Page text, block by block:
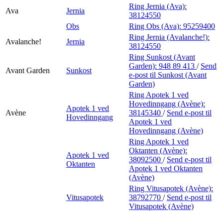
Ava
Jernia
Ring Jernia (Ava):
38124550
Obs
Ring Obs (Ava): 95259400
Avalanche!
Jernia
Ring Jernia (Avalanche!):
38124550
Avant Garden Sunkost
Ring Sunkost (Avant
Garden): 948 89 413 / Send
e-post til Sunkost (Avant
Garden)
Avène
Apotek 1 ved
Hovedinngang
Ring Apotek 1 ved
Hovedinngang (Avène):
38145340 / Send e-post til
Apotek 1 ved
Hovedinngang (Avène)
Apotek 1 ved
Oktanten
Ring Apotek 1 ved
Oktanten (Avène):
38092500 / Send e-post til
Apotek 1 ved Oktanten
(Avène)
Vitusapotek
Ring Vitusapotek (Avène):
38792770 / Send e-post til
Vitusapotek (Avène)